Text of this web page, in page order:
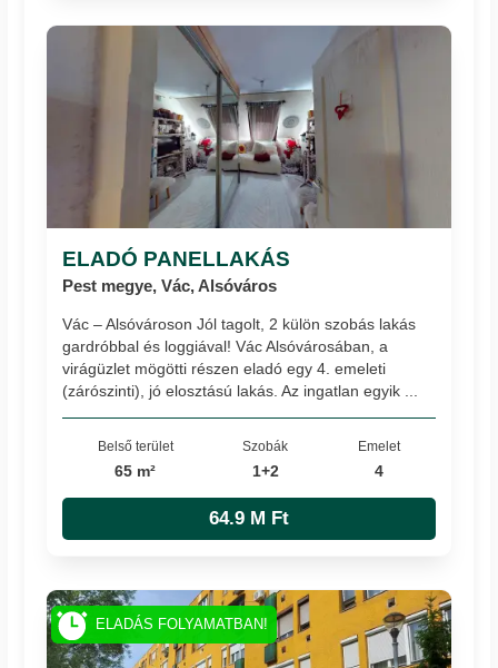
ELADÓ PANELLAKÁS
Pest megye, Vác, Alsóváros
Vác – Alsóvároson Jól tagolt, 2 külön szobás lakás
gardróbbal és loggiával! Vác Alsóvárosában, a
virágüzlet mögötti részen eladó egy 4. emeleti
(zárószinti), jó elosztású lakás. Az ingatlan egyik ...
Belső terület
65 m²
Szobák
1+2
Emelet
4
64.9 M Ft
ELADÁS FOLYAMATBAN!